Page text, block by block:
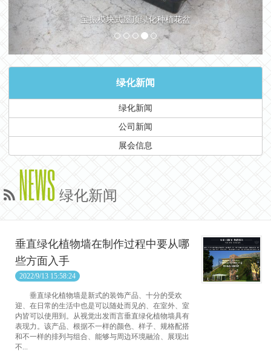
宝振模块式屋顶绿化种植花盆
绿化新闻
绿化新闻
公司新闻
展会信息
NEWS 绿化新闻
垂直绿化植物墙在制作过程中要从哪
些方面入手
2022/9/13 15:58:24
垂直绿化植物墙是新式的装饰产品、十分的受欢
迎、在日常的生活中也是可以随处而见的、在室外、室
内皆可以使用到。从视觉出发而言垂直绿化植物墙具有
表现力。该产品、根据不一样的颜色、样子、规格配搭
和不一样的排列与组合、能够与周边环境融洽、展现出
不...